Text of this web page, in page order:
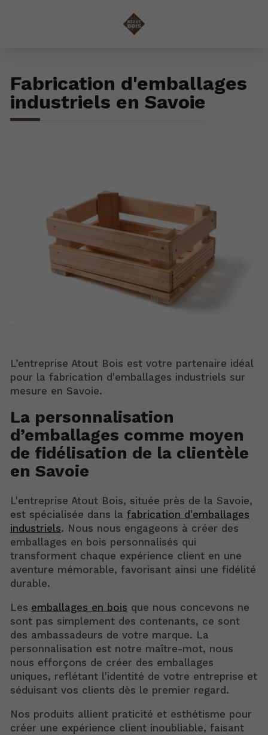
Fabrication d'emballages
industriels en Savoie
L’entreprise Atout Bois est votre partenaire idéal
pour la fabrication d'emballages industriels sur
mesure en Savoie.
La personnalisation
d’emballages comme moyen
de fidélisation de la clientèle
en Savoie
L'entreprise Atout Bois, située près de la Savoie,
est spécialisée dans la fabrication d'emballages
industriels. Nous nous engageons à créer des
emballages en bois personnalisés qui
transforment chaque expérience client en une
aventure mémorable, favorisant ainsi une fidélité
durable.
Les emballages en bois que nous concevons ne
sont pas simplement des contenants, ce sont
des ambassadeurs de votre marque. La
personnalisation est notre maître-mot, nous
nous efforçons de créer des emballages
uniques, reflétant l'identité de votre entreprise et
séduisant vos clients dès le premier regard.
Nos produits allient praticité et esthétisme pour
créer une expérience client inoubliable, faisant